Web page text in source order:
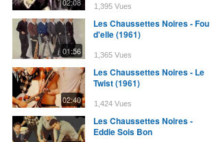
02:08 1,395 Vues
01:56
Les Chaussettes Noires - Fou
d'elle (1961)
1,365 Vues
02:40
Les Chaussettes Noires - Le
Twist (1961)
1,424 Vues
Les Chaussettes Noires -
Eddie Sois Bon